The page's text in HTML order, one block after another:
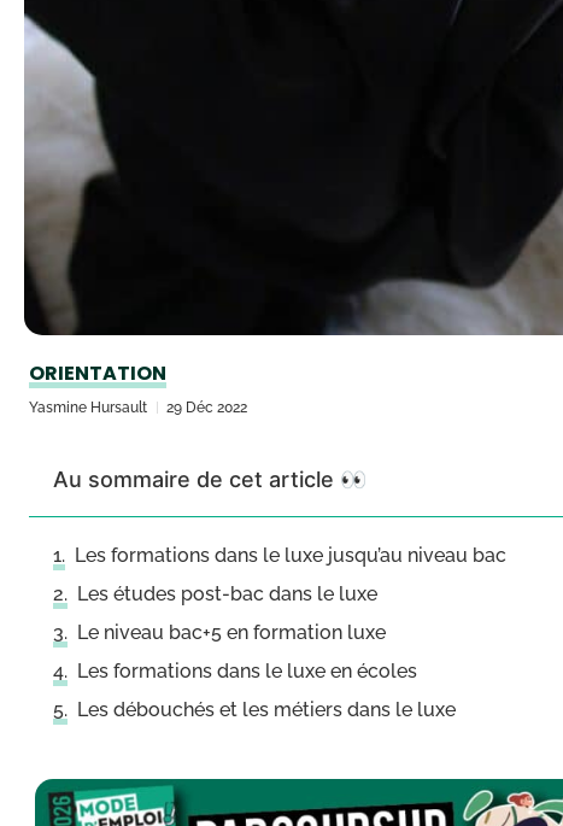
ORIENTATION
Yasmine Hursault 29 Déc 2022
Au sommaire de cet article 👀
Les formations dans le luxe jusqu’au niveau bac
Les études post-bac dans le luxe
Le niveau bac+5 en formation luxe
Les formations dans le luxe en écoles
Les débouchés et les métiers dans le luxe